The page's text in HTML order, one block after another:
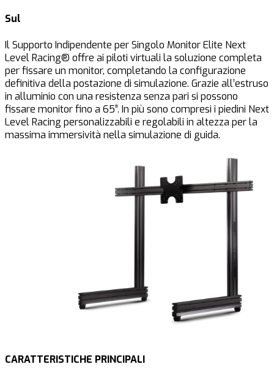
Sul
Il Supporto Indipendente per Singolo Monitor Elite Next
Level Racing® offre ai piloti virtuali la soluzione completa
per fissare un monitor, completando la configurazione
definitiva della postazione di simulazione. Grazie all’estruso
in alluminio con una resistenza senza pari si possono
fissare monitor fino a 65”. In più sono compresi i piedini Next
Level Racing personalizzabili e regolabili in altezza per la
massima immersività nella simulazione di guida.
CARATTERISTICHE PRINCIPALI